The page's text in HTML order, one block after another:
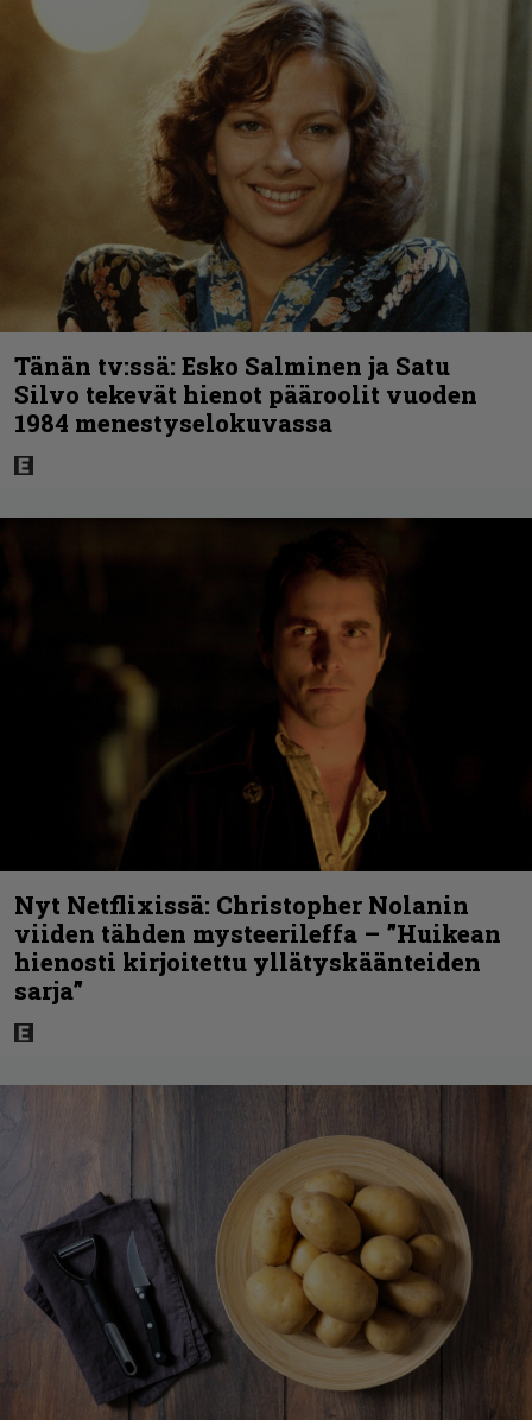
Tänän tv:ssä: Esko Salminen ja Satu
Silvo tekevät hienot pääroolit vuoden
1984 menestyselokuvassa
Nyt Netflixissä: Christopher Nolanin
viiden tähden mysteerileffa – ”Huikean
hienosti kirjoitettu yllätyskäänteiden
sarja”